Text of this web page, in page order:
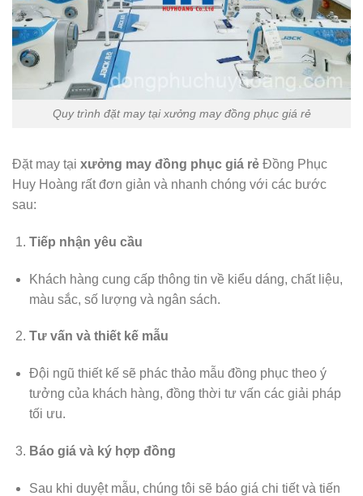
Quy trình đặt may tại xưởng may đồng phục giá rẻ
Đặt may tại xưởng may đồng phục giá rẻ Đồng Phục
Huy Hoàng rất đơn giản và nhanh chóng với các bước
sau:
Tiếp nhận yêu cầu
Khách hàng cung cấp thông tin về kiểu dáng, chất liệu,
màu sắc, số lượng và ngân sách.
Tư vấn và thiết kế mẫu
Đội ngũ thiết kế sẽ phác thảo mẫu đồng phục theo ý
tưởng của khách hàng, đồng thời tư vấn các giải pháp
tối ưu.
Báo giá và ký hợp đồng
Sau khi duyệt mẫu, chúng tôi sẽ báo giá chi tiết và tiến